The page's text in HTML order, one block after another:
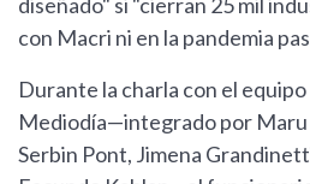
diseñado" si "cierran 25 mil
con Macri ni en la pandemia
Durante la charla con el
Mediodía—integrado por
Serbin Pont, Jimena